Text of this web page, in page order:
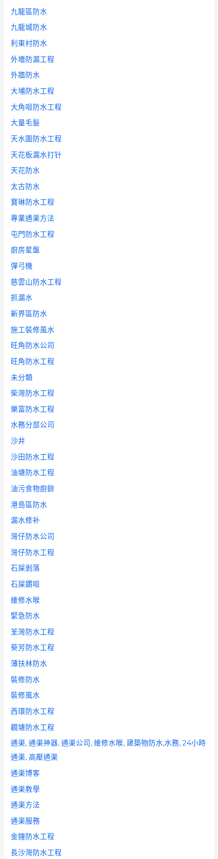
九龍區防水
九龍城防水
利東村防水
外墻防漏工程
外牆防水
大埔防水工程
大角咀防水工程
大量毛髮
天水圍防水工程
天花板漏水打针
天花防水
太古防水
寶琳防水工程
專業通渠方法
屯門防水工程
廚房星盤
彈弓機
慈雲山防水工程
抓漏水
新界區防水
施工裝修風水
旺角防水公司
旺角防水工程
未分類
柴灣防水工程
樂富防水工程
水務分部公司
沙井
沙田防水工程
油塘防水工程
油污食物廚餘
港島區防水
漏水修补
灣仔防水公司
灣仔防水工程
石屎剝落
石屎鑽咀
維修水喉
緊急防水
荃灣防水工程
葵芳防水工程
薄扶林防水
裝修防水
裝修風水
西環防水工程
觀塘防水工程
通渠, 通渠神器, 通渠公司, 維修水喉, 建築物防水,水務, 24小時
通渠, 高壓通渠
通渠博客
通渠教學
通渠方法
通渠服務
金鐘防水工程
長沙灣防水工程